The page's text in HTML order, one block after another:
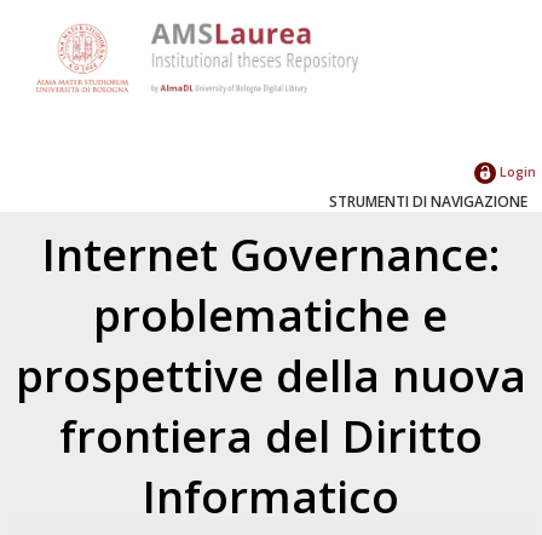
Login
STRUMENTI DI NAVIGAZIONE
Internet Governance:
problematiche e
prospettive della nuova
frontiera del Diritto
Informatico